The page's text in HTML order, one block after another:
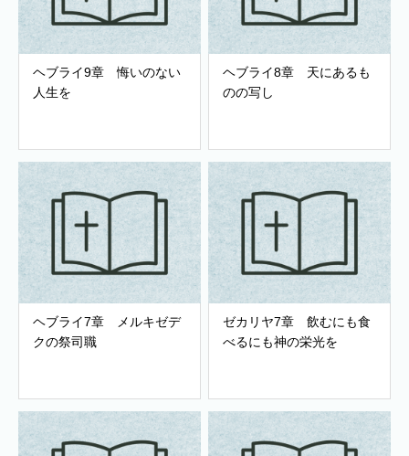
ヘブライ9章 悔いのない
人生を
ヘブライ8章 天にあるも
のの写し
ヘブライ7章 メルキゼデ
クの祭司職
ゼカリヤ7章 飲むにも食
べるにも神の栄光を